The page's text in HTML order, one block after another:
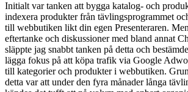
Initialt var tanken att bygga katalog- och
indexera produkter från tävlingsprogrammet
till webbutiken likt din egen Presenteraren.
eftertanke och diskussioner med bland annat
släppte jag snabbt tanken på detta och
lägga fokus på att köpa trafik via Google
till kategorier och produkter i webbutiken.
detta var att under den fyra månader långa